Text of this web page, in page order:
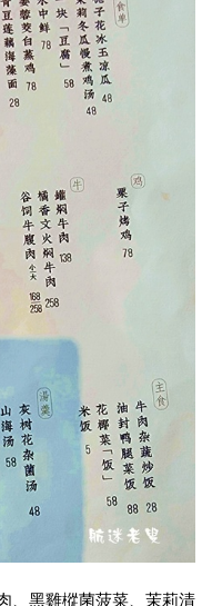
、黑雞樅菌菠菜、茉莉清